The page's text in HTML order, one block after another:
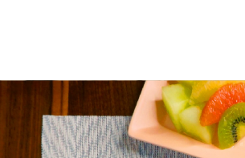
選ばれる理由
おすすめレシピ
トップメッセージ